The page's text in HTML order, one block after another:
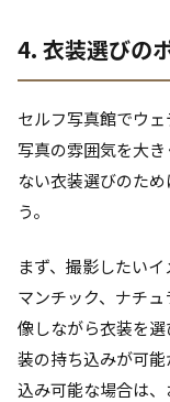
4. 衣装選びの
セルフ写真館でウェ
写真の雰囲気を大
ない衣装選びのた
う。
まず、撮影したい
マンチック、ナチ
像しながら衣装を
装の持ち込みが可
込み可能な場合は